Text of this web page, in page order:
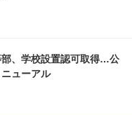
部、学校設置認可取得…公
ューアル